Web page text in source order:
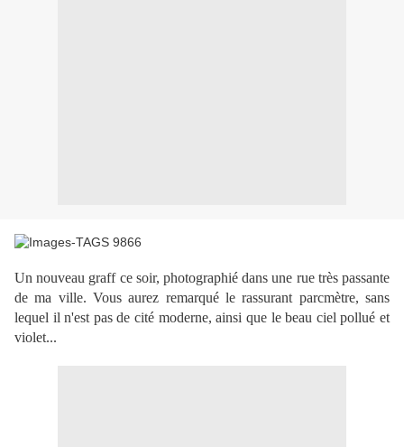
Un nouveau graff ce soir, photographié dans une rue très passante
de ma ville. Vous aurez remarqué le rassurant parcmètre, sans
lequel il n'est pas de cité moderne, ainsi que le beau ciel pollué et
violet...